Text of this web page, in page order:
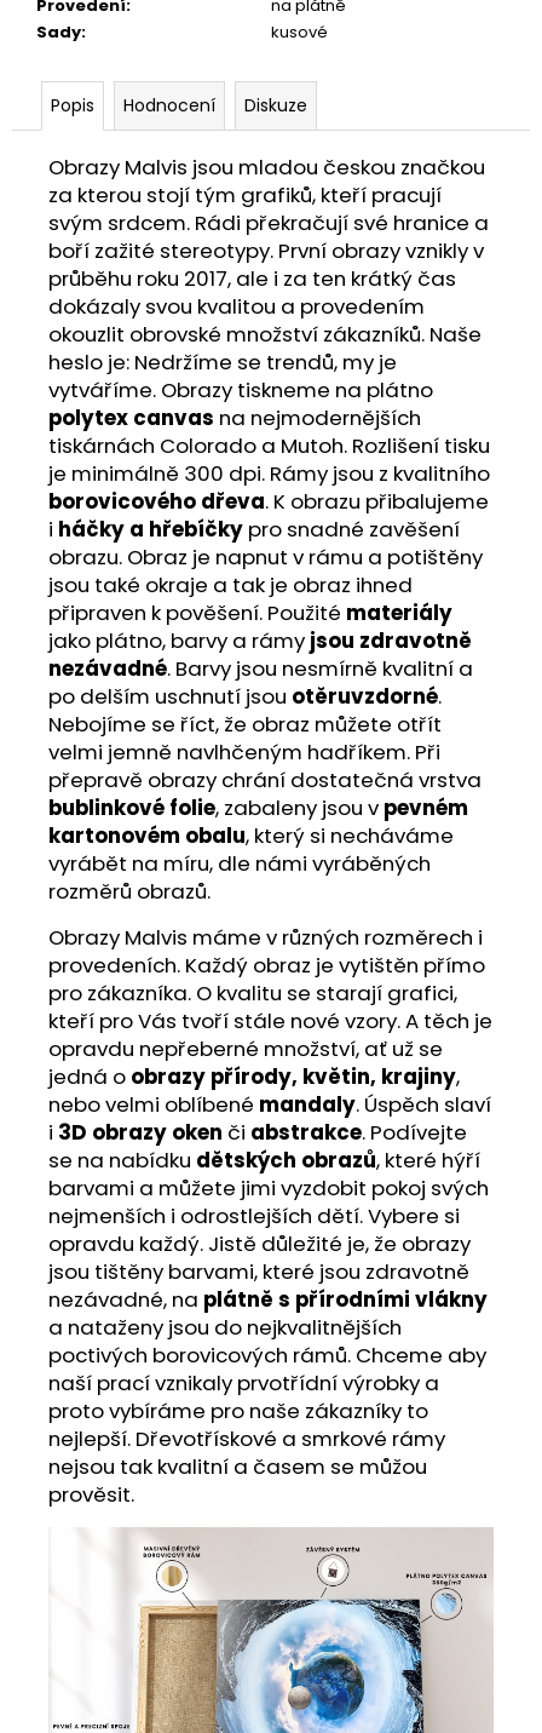
Provedení:
na plátně
Sady: kusové
Popis Hodnocení Diskuze
Obrazy Malvis jsou mladou českou značkou
za kterou stojí tým grafiků, kteří pracují
svým srdcem. Rádi překračují své hranice a
boří zažité stereotypy. První obrazy vznikly v
průběhu roku 2017, ale i za ten krátký čas
dokázaly svou kvalitou a provedením
okouzlit obrovské množství zákazníků. Naše
heslo je: Nedržíme se trendů, my je
vytváříme. Obrazy tiskneme na plátno
polytex canvas na nejmodernějších
tiskárnách Colorado a Mutoh. Rozlišení tisku
je minimálně 300 dpi. Rámy jsou z kvalitního
borovicového dřeva. K obrazu přibalujeme
i háčky a hřebíčky pro snadné zavěšení
obrazu. Obraz je napnut v rámu a potištěny
jsou také okraje a tak je obraz ihned
připraven k pověšení. Použité materiály
jako plátno, barvy a rámy jsou zdravotně
nezávadné. Barvy jsou nesmírně kvalitní a
po delším uschnutí jsou otěruvzdorné.
Nebojíme se říct, že obraz můžete otřít
velmi jemně navlhčeným hadříkem. Při
přepravě obrazy chrání dostatečná vrstva
bublinkové folie, zabaleny jsou v pevném
kartonovém obalu, který si necháváme
vyrábět na míru, dle námi vyráběných
rozměrů obrazů.
Obrazy Malvis máme v různých rozměrech i
provedeních. Každý obraz je vytištěn přímo
pro zákazníka. O kvalitu se starají grafici,
kteří pro Vás tvoří stále nové vzory. A těch je
opravdu nepřeberné množství, ať už se
jedná o obrazy přírody, květin, krajiny,
nebo velmi oblíbené mandaly. Úspěch slaví
i 3D obrazy oken či abstrakce. Podívejte
se na nabídku dětských obrazů, které hýří
barvami a můžete jimi vyzdobit pokoj svých
nejmenších i odrostlejších dětí. Vybere si
opravdu každý. Jistě důležité je, že obrazy
jsou tištěny barvami, které jsou zdravotně
nezávadné, na plátně s přírodními vlákny
a nataženy jsou do nejkvalitnějších
poctivých borovicových rámů. Chceme aby
naší prací vznikaly prvotřídní výrobky a
proto vybíráme pro naše zákazníky to
nejlepší. Dřevotřískové a smrkové rámy
nejsou tak kvalitní a časem se můžou
prověsit.